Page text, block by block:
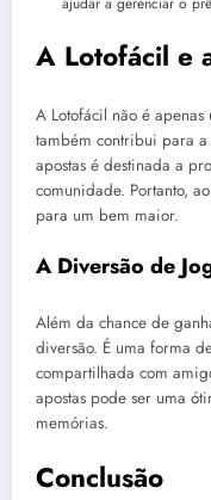
A Lotofácil e
A Lotofácil não é
também contribui para
apostas é destinada a
comunidade. Portanto,
para um bem maior.
A Diversão de
Além da chance de
diversão. É uma forma
compartilhada com
apostas pode ser uma
memórias.
Conclusão